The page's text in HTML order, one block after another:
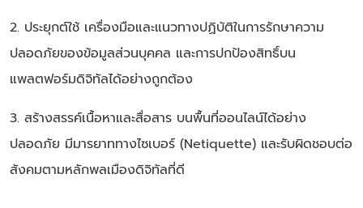
2. ประยุกต์ใช้ เครื่องมือและแนวทางปฏิบัติในการรักษาความ
ปลอดภัยของข้อมูลส่วนบุคคล และการปกป้องสิทธิ์บน
แพลตฟอร์มดิจิทัลได้อย่างถูกต้อง
3. สร้างสรรค์เนื้อหาและสื่อสาร บนพื้นที่ออนไลน์ได้อย่าง
ปลอดภัย มีมารยาททางไซเบอร์ (Netiquette) และรับผิดชอบต่อ
สังคมตามหลักพลเมืองดิจิทัลที่ดี